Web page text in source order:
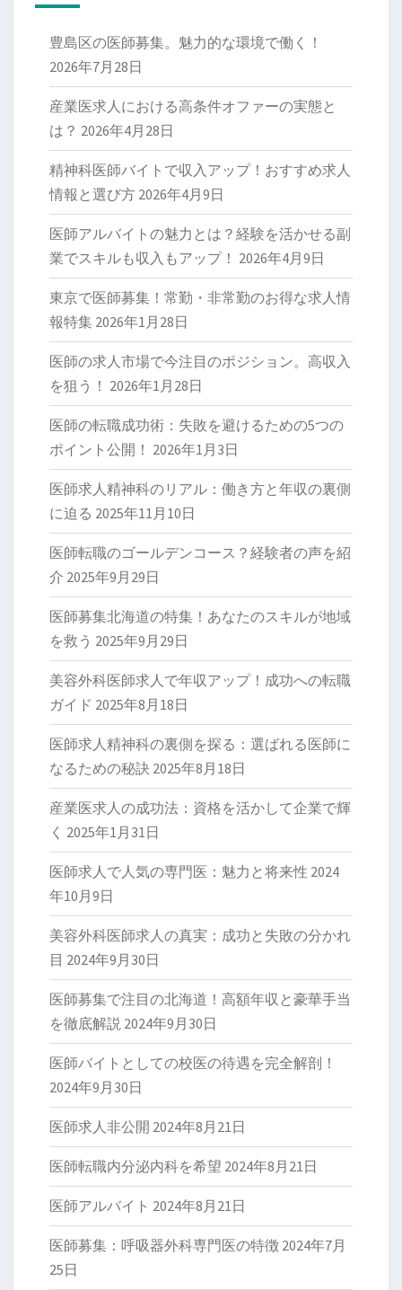
豊島区の医師募集。魅力的な環境で働く！
2026年7月28日
産業医求人における高条件オファーの実態と
は？ 2026年4月28日
精神科医師バイトで収入アップ！おすすめ求人
情報と選び方 2026年4月9日
医師アルバイトの魅力とは？経験を活かせる副
業でスキルも収入もアップ！ 2026年4月9日
東京で医師募集！常勤・非常勤のお得な求人情
報特集 2026年1月28日
医師の求人市場で今注目のポジション。高収入
を狙う！ 2026年1月28日
医師の転職成功術：失敗を避けるための5つの
ポイント公開！ 2026年1月3日
医師求人精神科のリアル：働き方と年収の裏側
に迫る 2025年11月10日
医師転職のゴールデンコース？経験者の声を紹
介 2025年9月29日
医師募集北海道の特集！あなたのスキルが地域
を救う 2025年9月29日
美容外科医師求人で年収アップ！成功への転職
ガイド 2025年8月18日
医師求人精神科の裏側を探る：選ばれる医師に
なるための秘訣 2025年8月18日
産業医求人の成功法：資格を活かして企業で輝
く 2025年1月31日
医師求人で人気の専門医：魅力と将来性 2024
年10月9日
美容外科医師求人の真実：成功と失敗の分かれ
目 2024年9月30日
医師募集で注目の北海道！高額年収と豪華手当
を徹底解説 2024年9月30日
医師バイトとしての校医の待遇を完全解剖！
2024年9月30日
医師求人非公開 2024年8月21日
医師転職内分泌内科を希望 2024年8月21日
医師アルバイト 2024年8月21日
医師募集：呼吸器外科専門医の特徴 2024年7月
25日